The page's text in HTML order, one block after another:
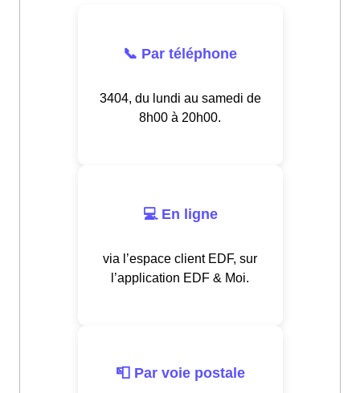
📞 Par téléphone
3404, du lundi au samedi de
8h00 à 20h00.
💻 En ligne
via l’espace client EDF, sur
l’application EDF & Moi.
📮 Par voie postale